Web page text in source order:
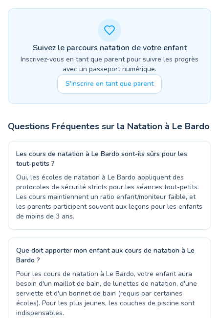
Suivez le parcours natation de votre enfant
Inscrivez-vous en tant que parent pour suivre les progrès
avec un passeport numérique.
S'inscrire en tant que parent
Questions Fréquentes sur la Natation à Le Bardo
Les cours de natation à Le Bardo sont-ils sûrs pour les
tout-petits ?
Oui, les écoles de natation à Le Bardo appliquent des
protocoles de sécurité stricts pour les séances tout-petits.
Les cours maintiennent un ratio enfant/moniteur faible, et
les parents participent souvent aux leçons pour les enfants
de moins de 3 ans.
Que doit apporter mon enfant aux cours de natation à Le
Bardo ?
Pour les cours de natation à Le Bardo, votre enfant aura
besoin d'un maillot de bain, de lunettes de natation, d'une
serviette et d'un bonnet de bain (requis par certaines
écoles). Pour les plus jeunes, les couches de piscine sont
indispensables.